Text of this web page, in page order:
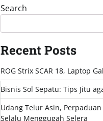
Search
Recent Posts
ROG Strix SCAR 18, Laptop
Bisnis Sol Sepatu: Tips Jitu
Udang Telur Asin,
Selalu Menggugah Selera